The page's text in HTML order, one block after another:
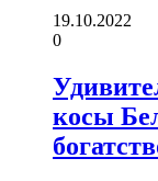
19.10.2022
0
косы